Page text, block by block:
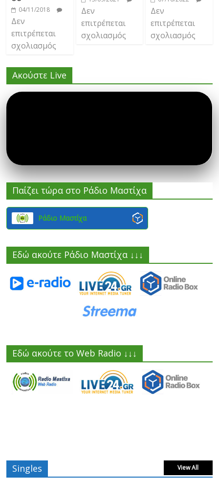
04/11/2018
Δεν
επιτρέπεται
σχολιασμός
Δεν
επιτρέπεται
σχολιασμός
Δεν
επιτρέπεται
σχολιασμός
Ακούστε Live
Παίζει τώρα στο Ράδιο Μαστίχα
Ράδιο Μαστίχα
Εδώ ακούτε Ράδιο Μαστίχα ↓↓↓
Εδώ ακούτε το Web Radio ↓↓↓
Singles View All